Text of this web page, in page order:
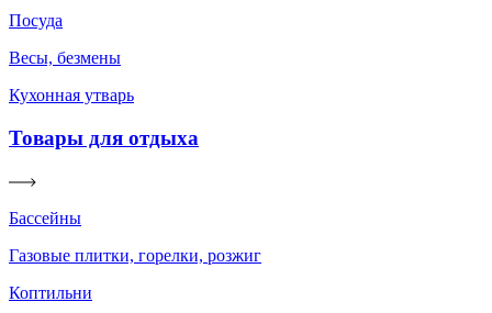
Посуда
Весы, безмены
Кухонная утварь
Товары для отдыха
Бассейны
Газовые плитки, горелки, розжиг
Коптильни